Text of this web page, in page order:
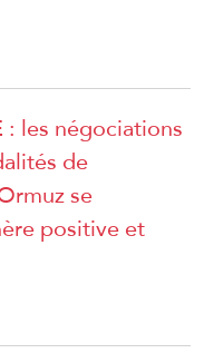
les négociations
de
se
positive et